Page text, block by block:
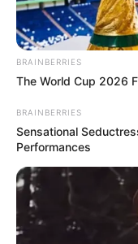
BRAINBERRIES
The World Cup 2026
BRAINBERRIES
Sensational
Performances